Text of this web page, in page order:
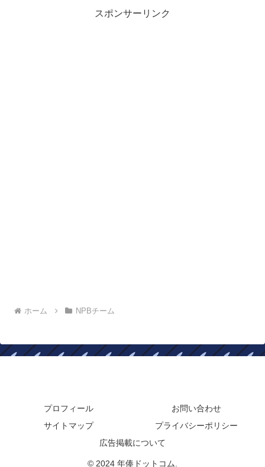
スポンサーリンク
ホーム NPBチーム
プロフィール
お問い合わせ
サイトマップ
プライバシーポリシー
広告掲載について
© 2024 年俸ドットコム.